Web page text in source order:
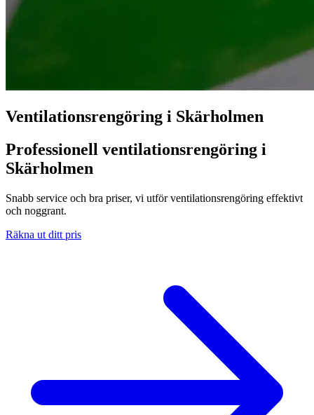
Ventilationsrengöring i Skärholmen
Professionell ventilationsrengöring i
Skärholmen
Snabb service och bra priser, vi utför ventilationsrengöring effektivt
och noggrant.
Räkna ut ditt pris